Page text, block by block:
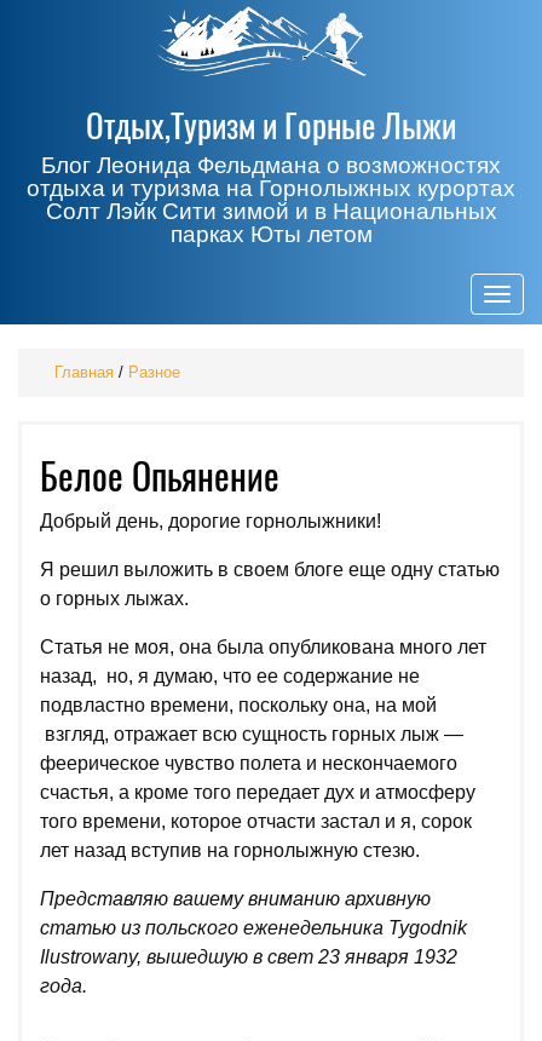
Отдых,Туризм и Горные Лыжи
Блог Леонида Фельдмана о возможностях
отдыха и туризма на Горнолыжных курортах
Солт Лэйк Сити зимой и в Национальных
парках Юты летом
Главная / Разное
Белое Опьянение
Добрый день, дорогие горнолыжники!
Я решил выложить в своем блоге еще одну статью
о горных лыжах.
Статья не моя, она была опубликована много лет
назад, но, я думаю, что ее содержание не
подвластно времени, поскольку она, на мой
взгляд, отражает всю сущность горных лыж —
феерическое чувство полета и нескончаемого
счастья, а кроме того передает дух и атмосферу
того времени, которое отчасти застал и я, сорок
лет назад вступив на горнолыжную стезю.
Представляю вашему вниманию архивную
статью из польского еженедельника Tygodnik
Ilustrowany, вышедшую в свет 23 января 1932
года.